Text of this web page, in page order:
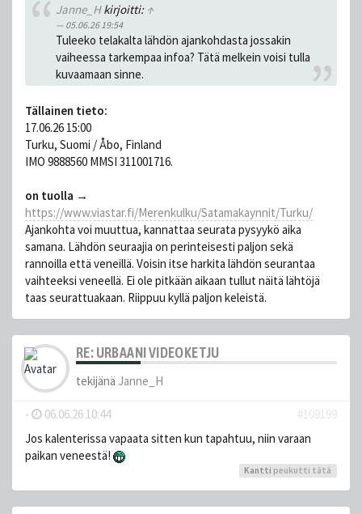
Janne_Hkirjoitti: ↑
05.06.26 19:54
Tuleeko telakalta lähdön ajankohdasta jossakin
vaiheessa tarkempaa infoa? Tätä melkein voisi tulla
kuvaamaan sinne.
Tällainen tieto:
17.06.26 15:00
Turku, Suomi / Åbo, Finland
IMO 9888560 MMSI 311001716.
on tuolla →
https://www.viastar.fi/Merenkulku/Satamakaynnit/Turku/
Ajankohta voi muuttua, kannattaa seurata pysyykö aika
samana. Lähdön seuraajia on perinteisesti paljon sekä
rannoilla että veneillä. Voisin itse harkita lähdön seurantaa
vaihteeksi veneellä. Ei ole pitkään aikaan tullut näitä lähtöjä
taas seurattuakaan. Riippuu kyllä paljon keleistä.
RE: URBAANI VIDEOKETJU
tekijänä Janne_H
- 06.06.26 10:44
#109199
Jos kalenterissa vapaata sitten kun tapahtuu, niin varaan
paikan veneestä!
Kantti peukutti tätä